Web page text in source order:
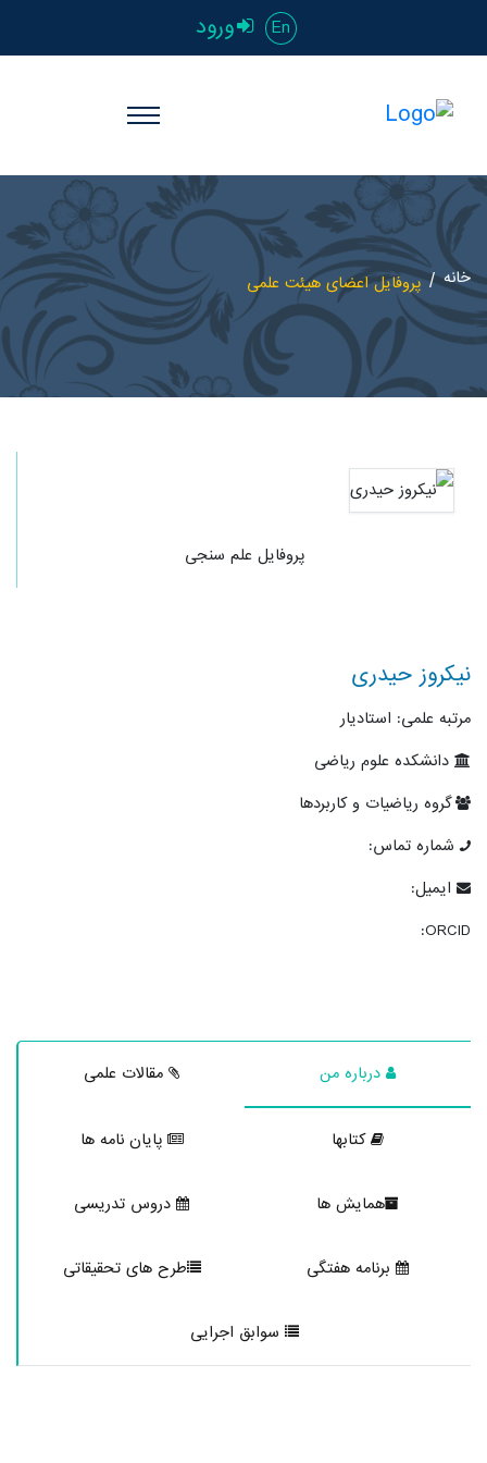
En ورود
خانه پروفایل اعضای هیئت علمی
پروفایل علم سنجی
نیکروز حیدری
مرتبه علمی: استادیار
دانشکده علوم ریاضی
گروه ریاضیات و کاربردها
شماره تماس:
ایمیل:
ORCID:
درباره من مقالات علمی
کتابها پایان نامه ها
همایش ها دروس تدریسی
برنامه هفتگی طرح های تحقیقاتی
سوابق اجرایی